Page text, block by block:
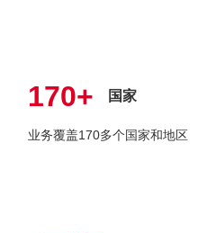
170+ 国家
业务覆盖170多个国家和地区